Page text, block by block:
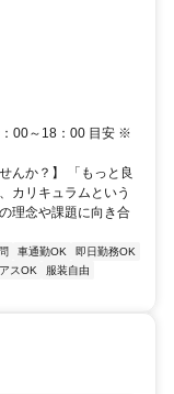
00～18：00 目安 ※
んか？】 「もっと良
カリキュラムという
理念や課題に向き合
車通勤OK
即日勤務OK
スOK
服装自由